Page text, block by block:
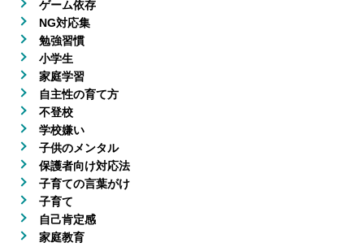
ゲーム依存
NG対応集
勉強習慣
小学生
家庭学習
自主性の育て方
不登校
学校嫌い
子供のメンタル
保護者向け対応法
子育ての言葉がけ
子育て
自己肯定感
家庭教育